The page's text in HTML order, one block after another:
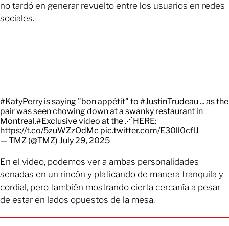
no tardó en generar revuelto entre los usuarios en redes
sociales.
#KatyPerry is saying "bon appétit" to #JustinTrudeau ... as the
pair was seen chowing down at a swanky restaurant in
Montreal.#Exclusivevideo at the 🔗HERE:
https://t.co/5zuWZzOdMc pic.twitter.com/E30ll0cflJ
— TMZ (@TMZ) July 29, 2025
En el video, podemos ver a ambas personalidades
senadas en un rincón y platicando de manera tranquila y
cordial, pero también mostrando cierta cercanía a pesar
de estar en lados opuestos de la mesa.